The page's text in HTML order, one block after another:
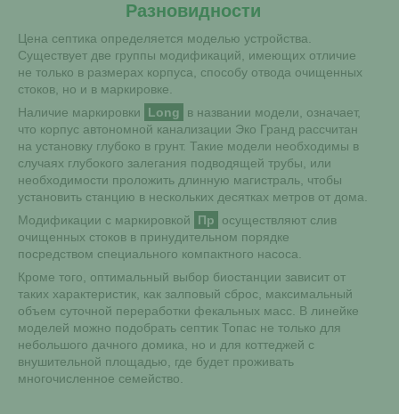
Разновидности
Цена септика определяется моделью устройства.
Существует две группы модификаций, имеющих отличие
не только в размерах корпуса, способу отвода очищенных
стоков, но и в маркировке.
Наличие маркировки
Long
в названии модели, означает,
что корпус автономной канализации Эко Гранд рассчитан
на установку глубоко в грунт. Такие модели необходимы в
случаях глубокого залегания подводящей трубы, или
необходимости проложить длинную магистраль, чтобы
установить станцию в нескольких десятках метров от дома.
Модификации с маркировкой
Пр
осуществляют слив
очищенных стоков в принудительном порядке
посредством специального компактного насоса.
Кроме того, оптимальный выбор биостанции зависит от
таких характеристик, как залповый сброс, максимальный
объем суточной переработки фекальных масс. В линейке
моделей можно подобрать септик Топас не только для
небольшого дачного домика, но и для коттеджей с
внушительной площадью, где будет проживать
многочисленное семейство.